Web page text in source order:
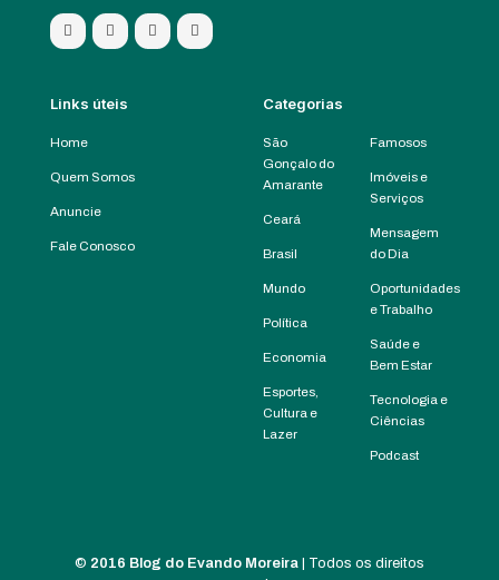
Links úteis
Home
Quem Somos
Anuncie
Fale Conosco
Categorias
São
Gonçalo do
Amarante
Ceará
Brasil
Mundo
Política
Economia
Esportes,
Cultura e
Lazer
Famosos
Imóveis e
Serviços
Mensagem
do Dia
Oportunidades
e Trabalho
Saúde e
Bem Estar
Tecnologia e
Ciências
Podcast
© 2016 Blog do Evando Moreira | Todos os direitos